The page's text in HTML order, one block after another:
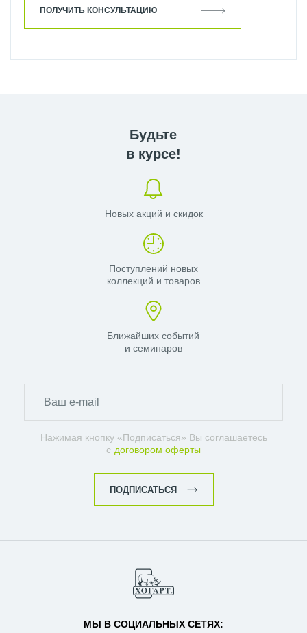
ПОЛУЧИТЬ КОНСУЛЬТАЦИЮ
Будьте
в курсе!
Новых акций и скидок
Поступлений новых
коллекций и товаров
Ближайших событий
и семинаров
Нажимая кнопку «Подписаться» Вы соглашаетесь
с договором оферты
ПОДПИСАТЬСЯ
МЫ В СОЦИАЛЬНЫХ СЕТЯХ: